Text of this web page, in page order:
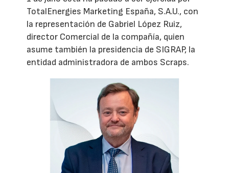
TotalEnergies Marketing España, S.A.U., con
la representación de Gabriel López Ruiz,
director Comercial de la compañía, quien
asume también la presidencia de SIGRAP, la
entidad administradora de ambos Scraps.